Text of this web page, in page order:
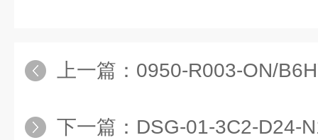
上一篇： 0950-R003-ON/
下一篇： DSG-01-3C2-D24-N1-